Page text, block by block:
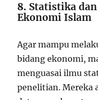
8. Statistika
Ekonomi Islam
Agar mampu
bidang ekonomi,
menguasai ilmu
penelitian. Mereka